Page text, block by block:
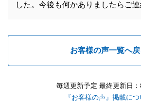
した。今後も何かありましたらご連
お客様の声一覧へ戻
毎週更新予定 最終更新日
『お客様の声』掲載に